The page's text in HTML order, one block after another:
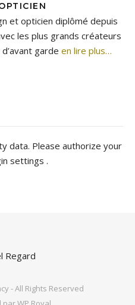
et opticien diplômé depuis
les plus grands créateurs
garde en lire plus…
data. Please authorize your
settings .
- All Rights Reserved